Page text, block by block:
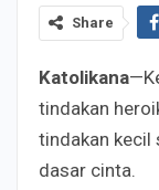
Share
Katolikana
tindakan
tindakan kecil
dasar cinta.